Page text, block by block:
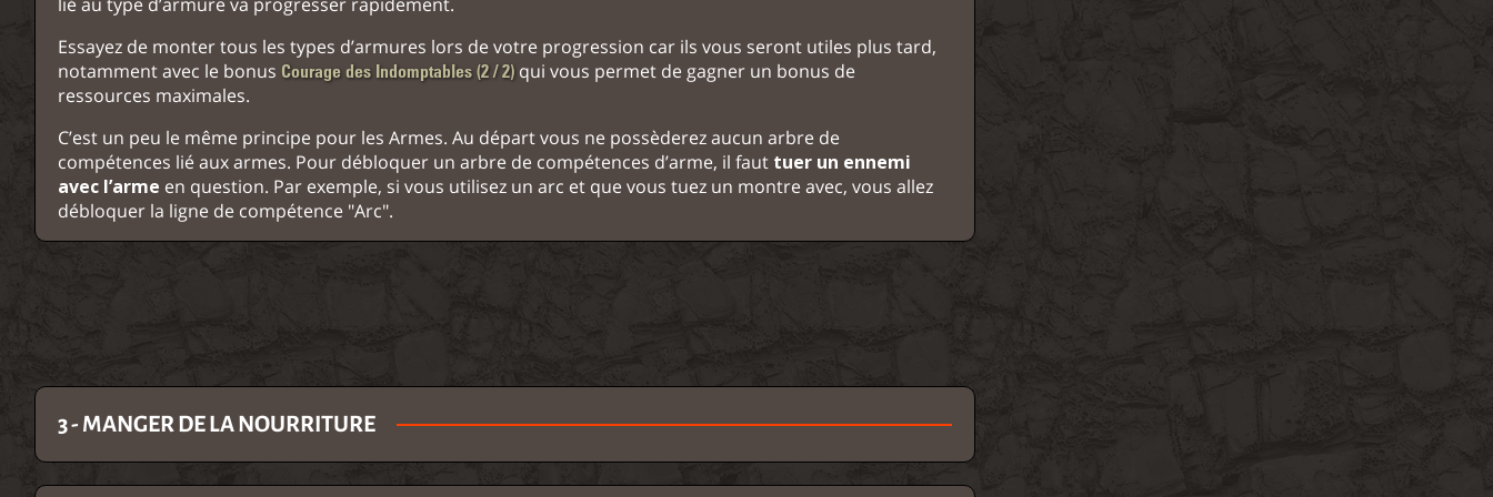
Essayez de monter tous les types d’armures lors de votre progression car ils vous seront utiles plus tard,
notamment avec le bonus Courage des Indomptables (2 / 2)qui vous permet de gagner un bonus de
ressources maximales.
C’est un peu le même principe pour les Armes. Au départ vous ne possèderez aucun arbre de
compétences lié aux armes. Pour débloquer un arbre de compétences d’arme, il faut tuer un ennemi
avec l’arme en question. Par exemple, si vous utilisez un arc et que vous tuez un montre avec, vous allez
débloquer la ligne de compétence "Arc".
3 - MANGER DE LA NOURRITURE